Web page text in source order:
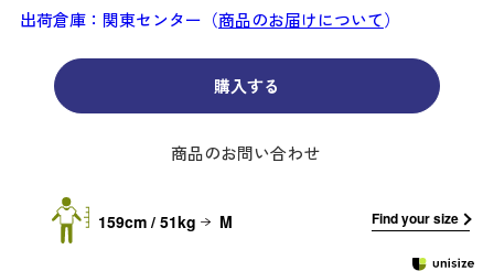
出荷倉庫：関東センター（商品のお届けについて）
購入する
商品のお問い合わせ
159cm / 51kg M Find your size